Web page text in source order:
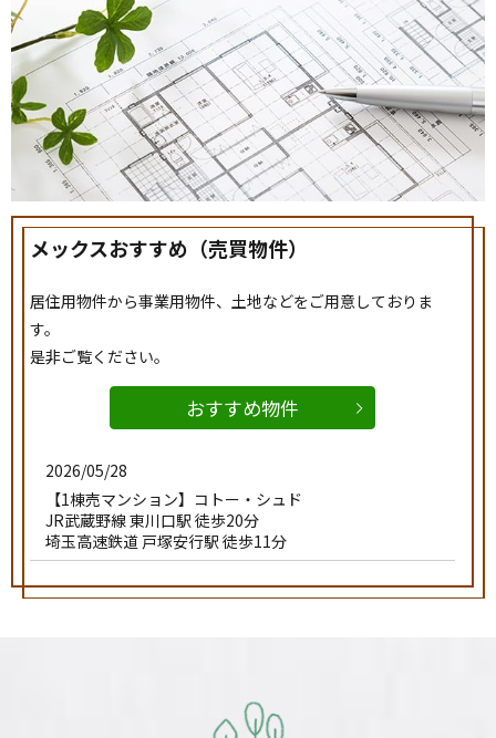
メックスおすすめ（売買物件）
居住用物件から事業用物件、土地などをご用意しておりま
す。
是非ご覧ください。
おすすめ物件
2026/05/28
【1棟売マンション】コトー・シュド
JR武蔵野線 東川口駅 徒歩20分
埼玉高速鉄道 戸塚安行駅 徒歩11分